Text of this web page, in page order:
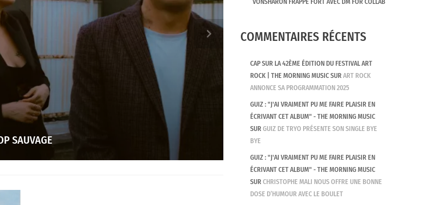
SAUVAGE
VONSHARON FRAPPE FORT AVEC DM FOR COLLAB
COMMENTAIRES RÉCENTS
CAP SUR LA 42ÈME ÉDITION DU FESTIVAL ART
ROCK | THE MORNING MUSICSURART ROCK
ANNONCE SA PROGRAMMATION 2025
GUIZ : "J'AI VRAIMENT PU ME FAIRE PLAISIR EN
ÉCRIVANT CET ALBUM" - THE MORNING MUSIC
SURGUIZ DE TRYO PRÉSENTE SON SINGLE BYE
BYE
GUIZ : "J'AI VRAIMENT PU ME FAIRE PLAISIR EN
ÉCRIVANT CET ALBUM" - THE MORNING MUSIC
SURCHRISTOPHE MALI NOUS OFFRE UNE BONNE
DOSE D’HUMOUR AVEC LE BOULET